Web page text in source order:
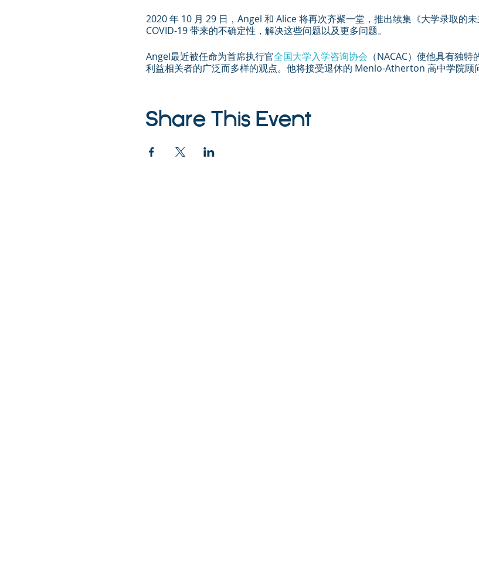
2020 年 10 月 29 日，Angel 和 Alice 将再次齐聚一堂，推出续集《大学录取的
COVID-19 带来的不确定性，解决这些问题以及更多问题。
Angel最近被任命为首席执行官全国大学入学咨询协会 （NACAC）使他具有独
利益相关者的广泛而多样的观点。他将接受退休的 Menlo-Atherton 高中学院顾
Share This Event